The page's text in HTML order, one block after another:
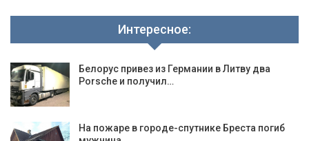
Интересное:
Белорус привез из Германии в Литву два
Porsche и получил…
На пожаре в городе-спутнике Бреста погиб